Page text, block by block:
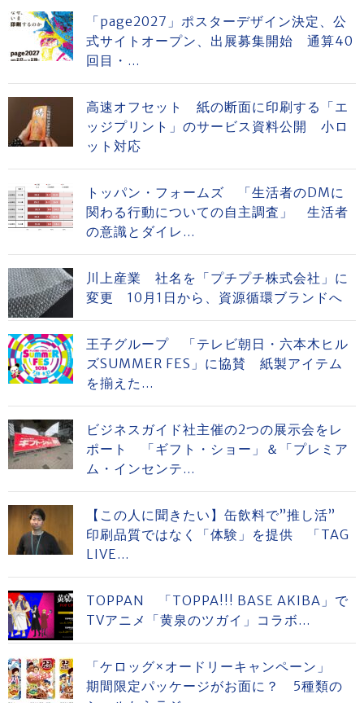
「page2027」ポスターデザイン決定、公
式サイトオープン、出展募集開始 通算40
回目・...
高速オフセット 紙の断面に印刷する「エ
ッジプリント」のサービス資料公開 小ロ
ット対応
トッパン・フォームズ 「生活者のDMに
関わる行動についての自主調査」 生活者
の意識とダイレ...
川上産業 社名を「プチプチ株式会社」に
変更 10月1日から、資源循環ブランドへ
王子グループ 「テレビ朝日・六本木ヒル
ズSUMMER FES」に協賛 紙製アイテム
を揃えた...
ビジネスガイド社主催の2つの展示会をレ
ポート 「ギフト・ショー」＆「プレミア
ム・インセンテ...
【この人に聞きたい】缶飲料で”推し活”
印刷品質ではなく「体験」を提供 「TAG
LIVE...
TOPPAN 「TOPPA!!! BASE AKIBA」で
TVアニメ「黄泉のツガイ」コラボ...
「ケロッグ×オードリーキャンペーン」
期間限定パッケージがお面に？ 5種類の